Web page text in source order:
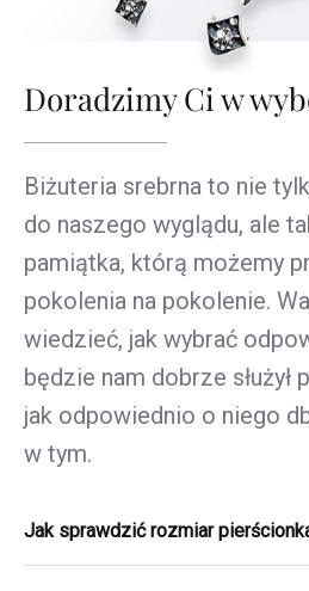
Doradzimy Ci w
Biżuteria srebrna to nie
do naszego wyglądu, ale
pamiątka, którą możemy
pokolenia na pokolenie.
wiedzieć, jak wybrać
będzie nam dobrze służył
jak odpowiednio o niego
w tym.
Jak sprawdzić rozmiar